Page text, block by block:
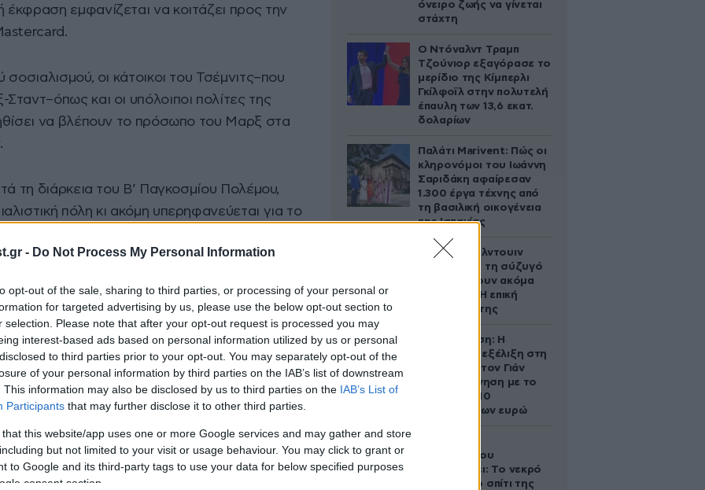
- Do Not Process My Personal Information
opt-out of the sale, sharing to third parties, or processing of your personal or
for targeted advertising by us, please use the below opt-out section to
selection. Please note that after your opt-out request is processed you may
interest-based ads based on personal information utilized by us or personal
to third parties prior to your opt-out. You may separately opt-out of the
of your personal information by third parties on the IAB’s list of downstream
This information may also be disclosed by us to third parties on the IAB’s List of
Participants that may further disclose it to other third parties.
that this website/app uses one or more Google services and may gather and store
but not limited to your visit or usage behaviour. You may click to grant or
to Google and its third-party tags to use your data for below specified purposes
consent section.
εμφανίζεται να κοιτάζει προς την
οι κάτοικοι του Τσέμνιτς–που
και οι υπόλοιποι πολίτες της
να βλέπουν το πρόσωπο του Μαρξ στα
τη διάρκεια του Β’ Παγκοσμίου Πολέμου,
πόλη κι ακόμη υπερηφανεύεται για το
στο κέντρο της. Η πόλη έχει βυθισθεί σε
του κομμουνισμού και ο πληθυσμός της έχει
όνειρο ζωής να γίνεται
στάχτη
Ο Ντόναλντ Τραμπ
Τζούνιορ εξαγόρασε το
μερίδιο της Κίμπερλι
Γκίλφοϊλ στην πολυτελή
έπαυλη των 13,6 εκατ.
δολαρίων
Παλάτι Marivent: Πώς οι
κληρονόμοι του Ιωάννη
Σαριδάκη αφαίρεσαν
1.300 έργα τέχνης από
τη βασιλική οικογένεια
της Ισπανίας
Ο Άλεκ Μπάλντουιν
ζήτησε από τη σύζυγό
του να κάνουν ακόμα
ένα παιδί – Η επική
αντίδρασή της
Αθηνά Ωνάση: Η
απρόσμενη εξέλιξη στη
διαμάχη με τον Γιάν
Τοπς – Η κίνηση με το
άλογο των 10
εκατομμυρίων ευρώ
Τζώρτζογλου
αποκαλύπτει: Το νεκρό
έμβρυο στο σπίτι της